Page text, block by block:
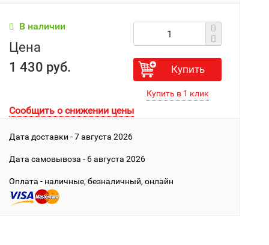
В наличии
Цена
1 430 руб.
Купить
Сообщить о снижении цены
Дата доставки - 7 августа 2026
Дата cамовывоза - 6 августа 2026
Оплата - наличные, безналичный, онлайн